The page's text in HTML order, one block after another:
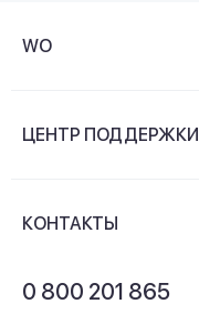
WO
Контакты
ЦЕНТР ПОДДЕРЖКИ
КОНТАКТЫ
0 800 201 865